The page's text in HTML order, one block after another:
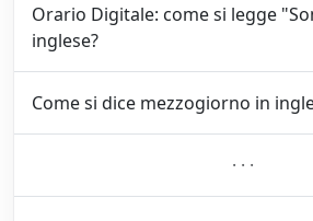
Orario Digitale: come si legge
inglese?
Come si dice mezzogiorno in
···